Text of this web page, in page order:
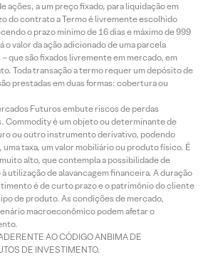
ações, a um preço fixado, para liquidação em
do contrato a Termo é livremente escolhido
o prazo mínimo de 16 dias e máximo de 999
valor da ação adicionado de uma parcela
que são fixados livremente em mercado, em
Toda transação a termo requer um depósito de
prestadas em duas formas: cobertura ou
Futuros embute riscos de perdas
Commodity é um objeto ou determinante de
ou outro instrumento derivativo, podendo
taxa, um valor mobiliário ou produto físico. É
alto, que contempla a possibilidade de
utilização de alavancagem financeira. A duração
é de curto prazo e o patrimônio do cliente
de produto. As condições de mercado,
macroeconômico podem afetar o
AO CÓDIGO ANBIMA DE
DE INVESTIMENTO.